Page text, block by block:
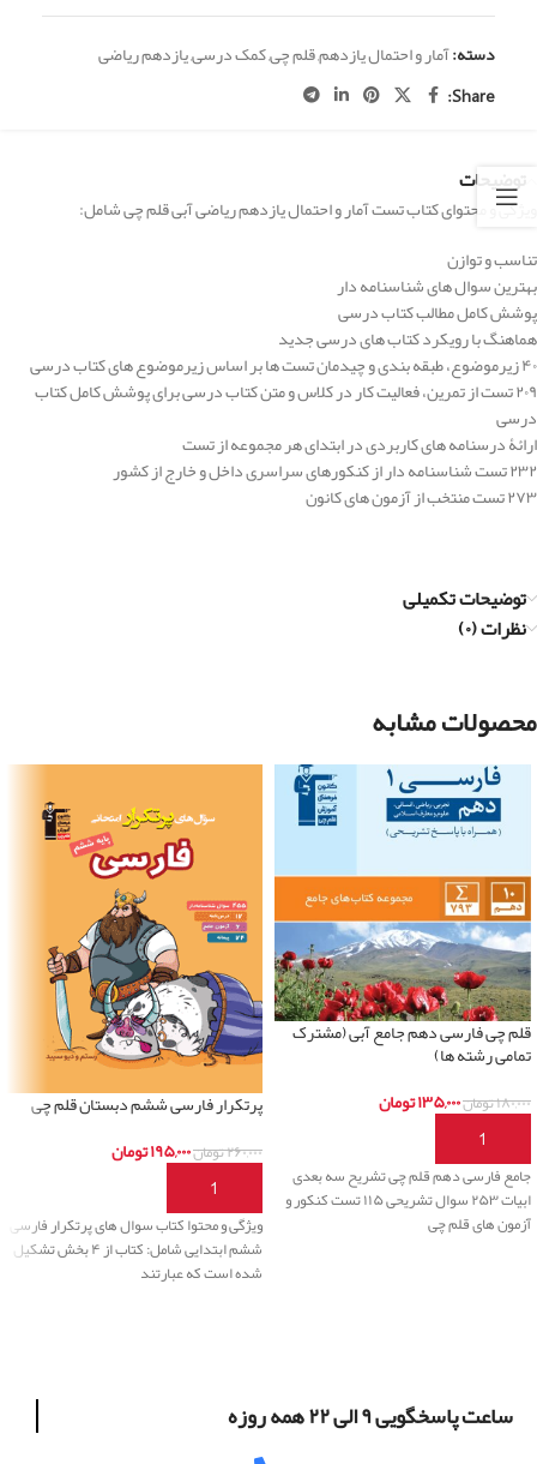
دسته:آمار و احتمال یازدهم,قلم چی,کمک درسی,یازدهم ریاضی
Share:
توضیحات
ویژگی و محتوای کتاب تست آمار و احتمال یازدهم ریاضی آبی قلم چی شامل:
تناسب و توازن
بهترین سوال های شناسنامه دار
پوشش کامل مطالب کتاب درسی
هماهنگ با رویکرد کتاب های درسی جدید
۴۰ زیرموضوع، طبقه بندی و چیدمان تست ها بر اساس زیرموضوع های کتاب درسی
۲۰۹ تست از تمرین، فعالیت کار در کلاس و متن کتاب درسی برای پوشش کامل کتاب
درسی
ارائۀ درسنامه های کاربردی در ابتدای هر مجموعه از تست
۲۳۲ تست شناسنامه دار از کنکورهای سراسری داخل و خارج از کشور
۲۷۳ تست منتخب از آزمون های کانون
توضیحات تکمیلی
نظرات (۰)
محصولات مشابه
قلم چی فارسی دهم جامع آبی (مشترک
تمامی رشته ها)
۱۸۰,۰۰۰تومان۱۳۵,۰۰۰تومان
افزودن به سبد خرید
جامع فارسی دهم قلم چی تشریح سه بعدی
ابیات ۲۵۳ سوال تشریحی ۱۱۵ تست کنکور و
آزمون های قلم چی
پرتکرار فارسی ششم دبستان قلم چی
۲۶۰,۰۰۰تومان۱۹۵,۰۰۰تومان
افزودن به سبد خرید
ویژگی و محتوا کتاب سوال های پرتکرار فارسی
ششم ابتدایی شامل: کتاب از ۴ بخش تشکیل
شده است که عبارتند
ساعت پاسخگویی ۹ الی ۲۲ همه روزه